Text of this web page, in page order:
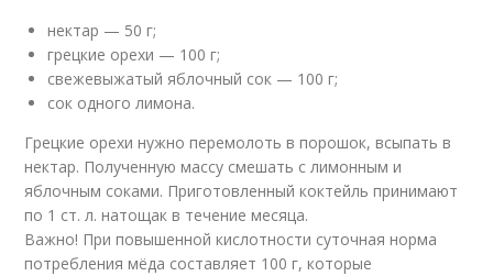
нектар — 50 г;
грецкие орехи — 100 г;
свежевыжатый яблочный сок — 100 г;
сок одного лимона.
Грецкие орехи нужно перемолоть в порошок, всыпать в
нектар. Полученную массу смешать с лимонным и
яблочным соками. Приготовленный коктейль принимают
по 1 ст. л. натощак в течение месяца.
Важно! При повышенной кислотности суточная норма
потребления мёда составляет 100 г, которые